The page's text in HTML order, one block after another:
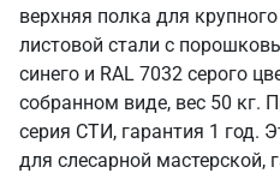
верхняя полка для
листовой стали с
синего и RAL 7032 серого
собранном виде, вес 50 кг.
серия СТИ, гарантия 1 год.
для слесарной мастерской,